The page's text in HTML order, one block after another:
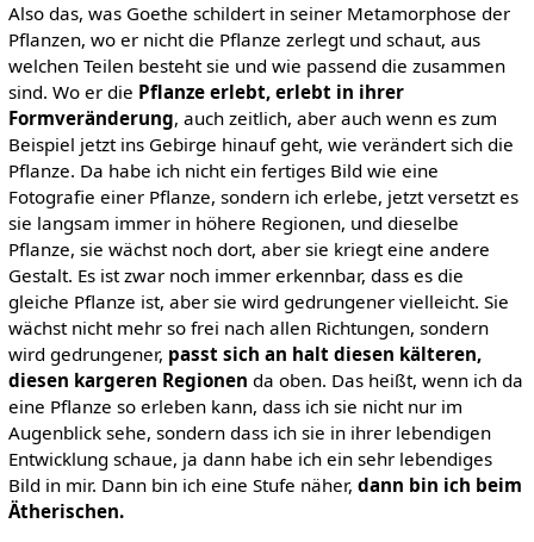
Also das, was Goethe schildert in seiner Metamorphose der
Pflanzen, wo er nicht die Pflanze zerlegt und schaut, aus
welchen Teilen besteht sie und wie passend die zusammen
sind. Wo er die Pflanze erlebt, erlebt in ihrer
Formveränderung, auch zeitlich, aber auch wenn es zum
Beispiel jetzt ins Gebirge hinauf geht, wie verändert sich die
Pflanze. Da habe ich nicht ein fertiges Bild wie eine
Fotografie einer Pflanze, sondern ich erlebe, jetzt versetzt es
sie langsam immer in höhere Regionen, und dieselbe
Pflanze, sie wächst noch dort, aber sie kriegt eine andere
Gestalt. Es ist zwar noch immer erkennbar, dass es die
gleiche Pflanze ist, aber sie wird gedrungener vielleicht. Sie
wächst nicht mehr so frei nach allen Richtungen, sondern
wird gedrungener, passt sich an halt diesen kälteren,
diesen kargeren Regionen da oben. Das heißt, wenn ich da
eine Pflanze so erleben kann, dass ich sie nicht nur im
Augenblick sehe, sondern dass ich sie in ihrer lebendigen
Entwicklung schaue, ja dann habe ich ein sehr lebendiges
Bild in mir. Dann bin ich eine Stufe näher, dann bin ich beim
Ätherischen.